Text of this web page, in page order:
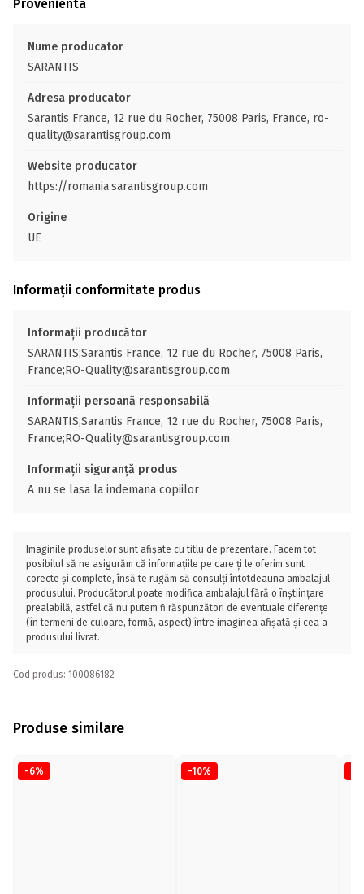
Provenienta
Nume producator
SARANTIS
Adresa producator
Sarantis France, 12 rue du Rocher, 75008 Paris, France, ro-
quality@sarantisgroup.com
Website producator
https://romania.sarantisgroup.com
Origine
UE
Informații conformitate produs
Informații producător
SARANTIS;Sarantis France, 12 rue du Rocher, 75008 Paris,
France;RO-Quality@sarantisgroup.com
Informații persoană responsabilă
SARANTIS;Sarantis France, 12 rue du Rocher, 75008 Paris,
France;RO-Quality@sarantisgroup.com
Informații siguranță produs
A nu se lasa la indemana copiilor
Imaginile produselor sunt afișate cu titlu de prezentare. Facem tot
posibilul să ne asigurăm că informațiile pe care ți le oferim sunt
corecte și complete, însă te rugăm să consulți întotdeauna ambalajul
produsului. Producătorul poate modifica ambalajul fără o înștiințare
prealabilă, astfel că nu putem fi răspunzători de eventuale diferențe
(în termeni de culoare, formă, aspect) între imaginea afișată și cea a
produsului livrat.
Cod produs: 100086182
Produse similare
-6% -10%